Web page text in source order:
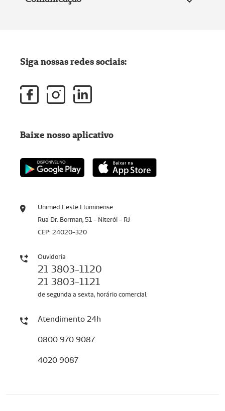
Unimed Leste Fluminense
Rua Dr. Borman, 51 - Niterói - RJ
CEP: 24020-320
Ouvidoria
21 3803-1120
21 3803-1121
de segunda a sexta, horário comercial
Atendimento 24h
0800 970 9087
4020 9087
Siga nossas redes sociais:
Baixe nosso aplicativo